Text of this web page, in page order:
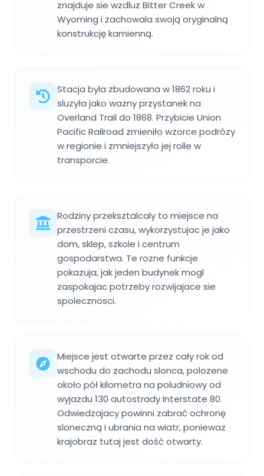
znajduje sie wzdluz Bitter Creek w
Wyoming i zachowala swoją oryginalną
konstrukcję kamienną.
Stacja byla zbudowana w 1862 roku i
sluzyła jako wazny przystanek na
Overland Trail do 1868. Przybicie Union
Pacific Railroad zmieniło wzorce podrózy
w regionie i zmniejszyło jej rolle w
transporcie.
Rodziny przeksztalcaly to miejsce na
przestrzeni czasu, wykorzystujac je jako
dom, sklep, szkole i centrum
gospodarstwa. Te rozne funkcje
pokazuja, jak jeden budynek mogl
zaspokajac potrzeby rozwijajace sie
spolecznosci.
Miejsce jest otwarte przez cały rok od
wschodu do zachodu slonca, polozene
około pół kilometra na poludniowy od
wyjazdu 130 autostrady Interstate 80.
Odwiedzajacy powinni zabrać ochronę
sloneczną i ubrania na wiatr, poniewaz
krajobraz tutaj jest dość otwarty.